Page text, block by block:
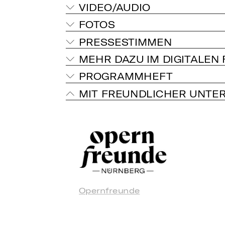
VIDEO/AUDIO
FOTOS
PRESSESTIMMEN
MEHR DAZU IM DIGITALEN
PROGRAMMHEFT
MIT FREUNDLICHER
Opernfreunde